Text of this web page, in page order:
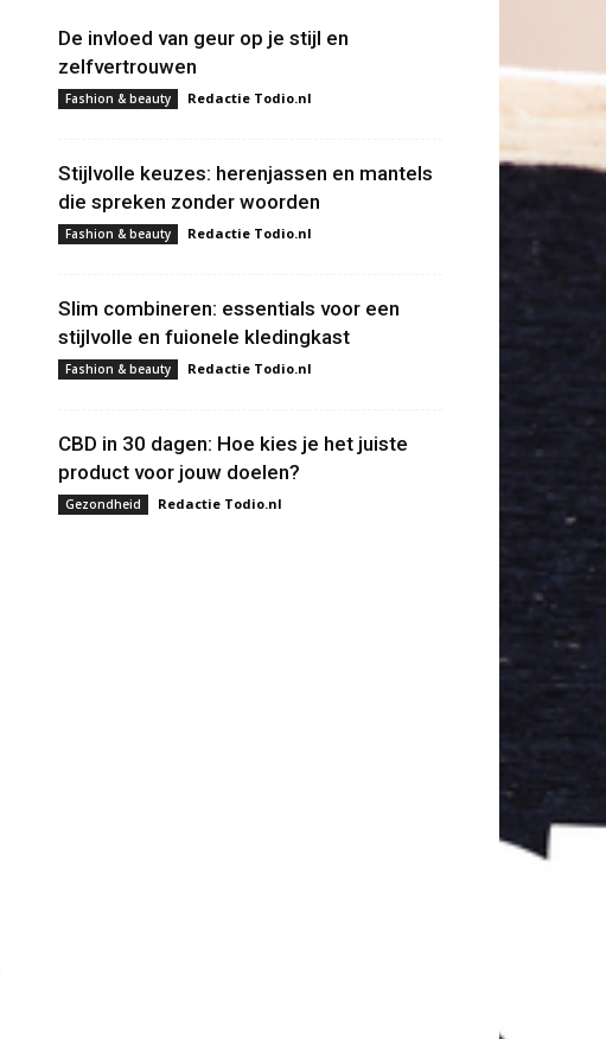
De invloed van geur op je stijl en
zelfvertrouwen
Fashion & beauty Redactie Todio.nl
Stijlvolle keuzes: herenjassen en mantels
die spreken zonder woorden
Fashion & beauty Redactie Todio.nl
Slim combineren: essentials voor een
stijlvolle en fuionele kledingkast
Fashion & beauty Redactie Todio.nl
CBD in 30 dagen: Hoe kies je het juiste
product voor jouw doelen?
Gezondheid Redactie Todio.nl